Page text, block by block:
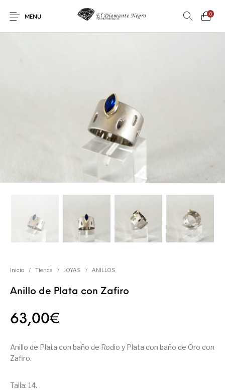
MENU
0
En oferta ! DECORACIÓN
FÓSILES JOYAS
CONSUMO
Inicio / Tienda / JOYAS / ANILLOS
Anillo de Plata con Zafiro
63,00€
Anillo de Plata con baño de Rodio y Plata con baño de Oro con
Zafiro.
Talla: 14.